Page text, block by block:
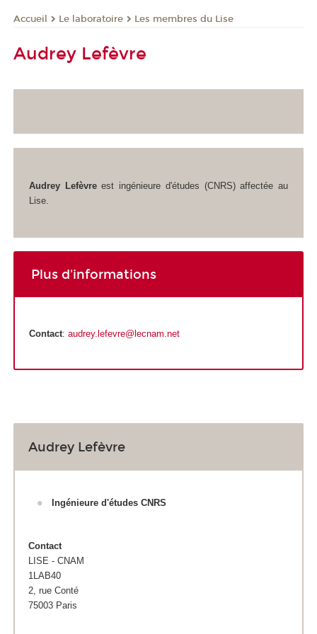
Accueil Le laboratoire Les membres du Lise
Audrey Lefèvre
Audrey Lefèvreest ingénieure d'études (CNRS) affectée au
Lise.
Plus d'informations
Contact: audrey.lefevre@lecnam.net
Audrey Lefèvre
Ingénieure d'études CNRS
Contact
LISE - CNAM
1LAB40
2, rue Conté
75003 Paris